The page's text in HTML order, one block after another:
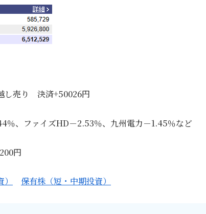
し売り 決済+50026円
％、ファイズHD－2.53％、九州電力－1.45％など
円
保有株（短・中期投資）